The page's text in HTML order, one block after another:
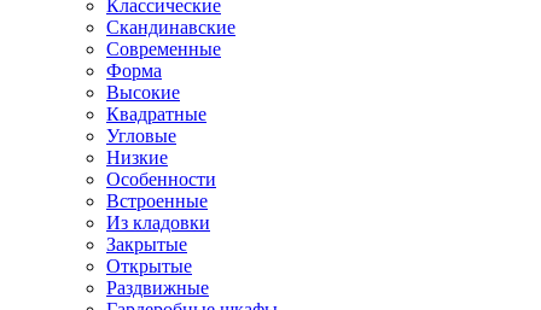
Классические
Скандинавские
Современные
Форма
Высокие
Квадратные
Угловые
Низкие
Особенности
Встроенные
Из кладовки
Закрытые
Открытые
Раздвижные